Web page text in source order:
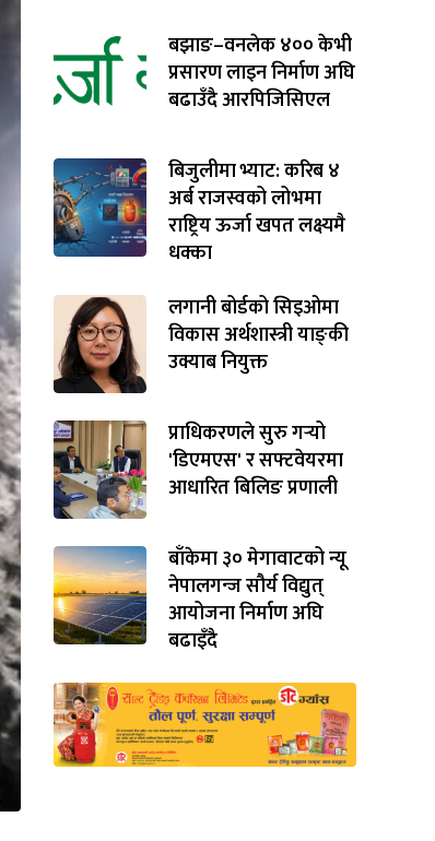
बझाङ–वनलेक ४०० केभी
प्रसारण लाइन निर्माण अघि
बढाउँदै आरपिजिसिएल
बिजुलीमा भ्याट: करिब ४
अर्ब राजस्वको लोभमा
राष्ट्रिय ऊर्जा खपत लक्ष्यमै
धक्का
लगानी बोर्डको सिइओमा
विकास अर्थशास्त्री याङ्‌की
उक्याब नियुक्त
प्राधिकरणले सुरु गर्‍यो
'डिएमएस' र सफ्टवेयरमा
आधारित बिलिङ प्रणाली
बाँकेमा ३० मेगावाटको न्यू
नेपालगन्ज सौर्य विद्युत्
आयोजना निर्माण अघि
बढाइँदै